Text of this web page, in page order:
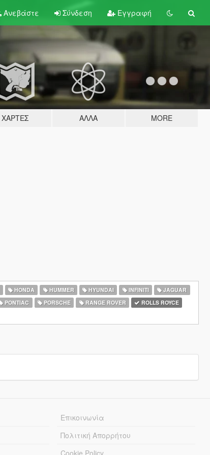
Ανεβάστε Σύνδεση Εγγραφή
ΧΆΡΤΕΣ ΆΛΛΑ MORE
HONDA HUMMER HYUNDAI INFINITI
JAGUAR
PONTIAC PORSCHE RANGE ROVER
ROLLS ROYCE
Επικοινωνία
Πολιτική Απορρήτου
Cookie Policy